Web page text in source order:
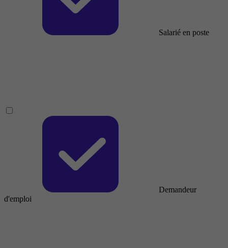
Salarié en poste
Demandeur
d'emploi